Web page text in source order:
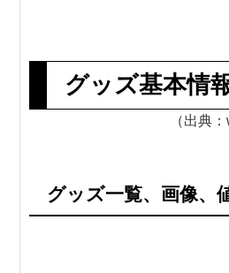
グッズ基本情
（出典
グッズ一覧、画像、